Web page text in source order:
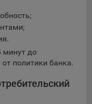
не позволит
работы
а также
рекламных
пользователя.
данных для
минут до
политики банка.